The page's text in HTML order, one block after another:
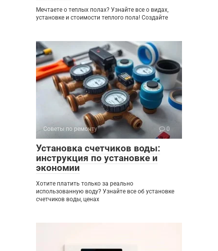
Мечтаете о теплых полах? Узнайте все о видах,
установке и стоимости теплого пола! Создайте
Советы по ремонту 0
Установка счетчиков воды:
инструкция по установке и
экономии
Хотите платить только за реально
использованную воду? Узнайте все об установке
счетчиков воды, ценах